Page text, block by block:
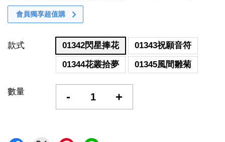
會員獨享超值購
款式 01342閃星捧花
01343祝願音符
01344花叢拾夢
01345風間雛菊
數量 - +